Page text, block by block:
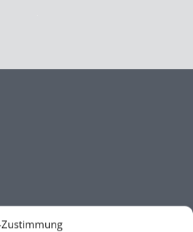
Zustimmung